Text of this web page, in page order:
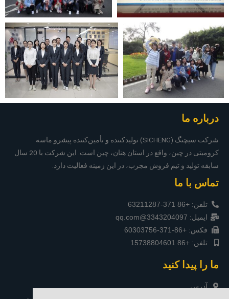
درباره ما
شرکت سیچنگ (SICHENG) تولیدکننده و تأمین‌کننده پیشرو ماسه
کرومیتی در چین، واقع در استان هنان، چین است. این شرکت با 20 سال
سابقه تولید و تیم فروش مجرب، در این زمینه فعالیت دارد.
تماس با ما
تلفن: +86 371-63211287
ایمیل: 3343204097@qq.com
فکس: +86-371-60303756
تلفن: +86 15738804601
ما را پیدا کنید
آدرس